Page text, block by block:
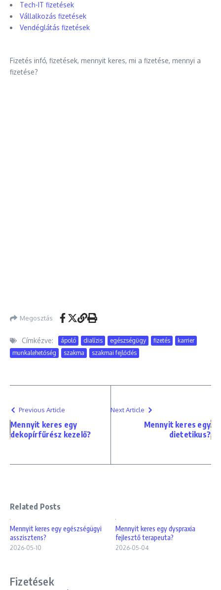
Tech-IT fizetések
Vállalkozás fizetések
Vendéglátás fizetések
Fizetés infó, fizetések, mennyit keres, mi a fizetése, mennyi a
fizetése?
Megosztás
Címkézve: ápoló dialízis egészségügy fizetés
karrier
munkalehetőség
szakma szakmai fejlődés
Previous Article
Mennyit keres egy
dekopírfűrész kezelő?
Next Article
Mennyit keres egy
dietetikus?
Related Posts
Mennyit keres egy egészségügyi
asszisztens?
2026-05-10
Mennyit keres egy dyspraxia
fejlesztő terapeuta?
2026-05-04
Fizetések